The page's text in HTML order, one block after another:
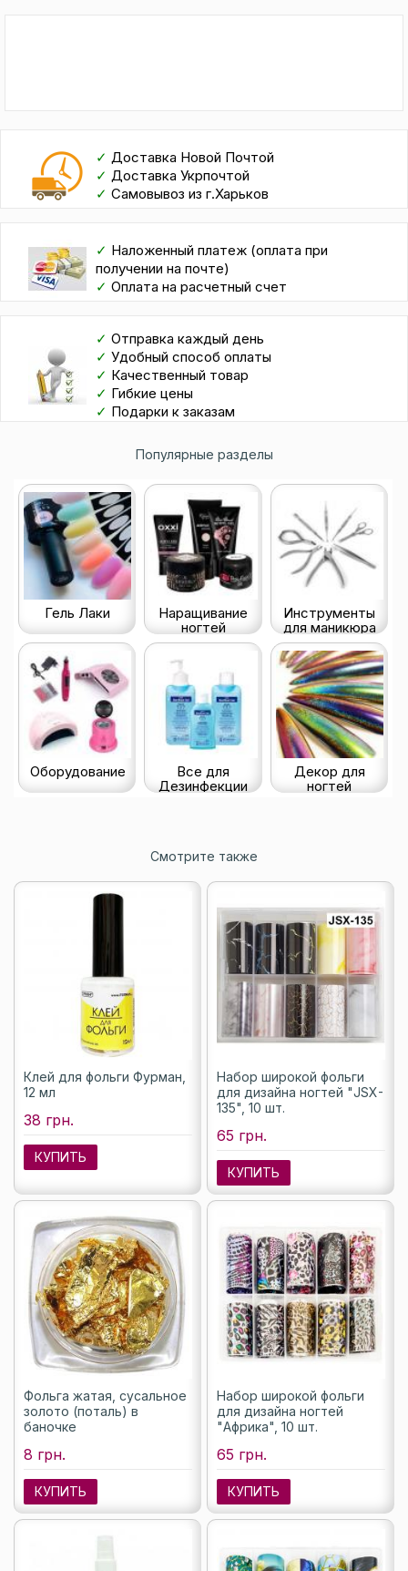
✓ Доставка Новой Почтой
✓ Доставка Укрпочтой
✓ Самовывоз из г.Харьков
✓ Наложенный платеж (оплата при
получении на почте)
✓ Оплата на расчетный счет
✓ Отправка каждый день
✓ Удобный способ оплаты
✓ Качественный товар
✓ Гибкие цены
✓ Подарки к заказам
Популярные разделы
Гель Лаки
Наращивание
ногтей
Инструменты
для маникюра
Оборудование
Все для
Дезинфекции
Декор для
ногтей
Смотрите также
Клей для фольги Фурман,
12 мл
38 грн.
КУПИТЬ
Набор широкой фольги
для дизайна ногтей "JSX-
135", 10 шт.
65 грн.
КУПИТЬ
Фольга жатая, сусальное
золото (поталь) в
баночке
8 грн.
КУПИТЬ
Набор широкой фольги
для дизайна ногтей
"Африка", 10 шт.
65 грн.
КУПИТЬ